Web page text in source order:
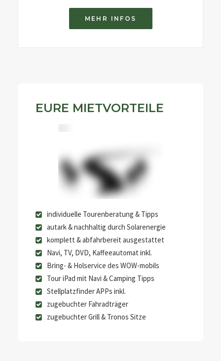
MEHR INFOS
EURE MIETVORTEILE
individuelle Tourenberatung & Tipps
autark & nachhaltig durch Solarenergie
komplett & abfahrbereit ausgestattet
Navi, TV, DVD, Kaffeeautomat inkl.
Bring- & Holservice des WOW-mobils
Tour iPad mit Navi & Camping Tipps
Stellplatzfinder APPs inkl.
zugebuchter Fahradträger
zugebuchter Grill & Tronos Sitze